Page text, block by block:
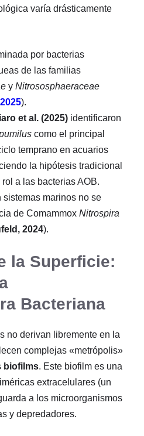
varía drásticamente
por bacterias
de las familias
y Nitrososphaeraceae
).
et al. (2025) identificaron
como el principal
temprano en acuarios
la hipótesis tradicional
a las bacterias AOB.
sistemas marinos no se
de Comammox Nitrospira
2024).
la Superficie:
Bacteriana
no derivan libremente en la
complejas «metrópolis»
biofilms. Este biofilm es una
extracelulares (un
a los microorganismos
y depredadores.